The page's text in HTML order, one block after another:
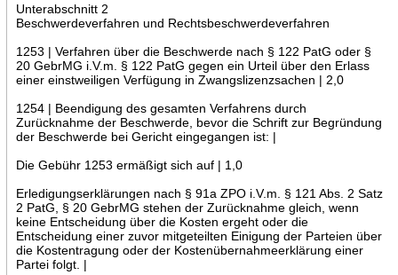
Unterabschnitt 2
Beschwerdeverfahren und Rechtsbeschwerdeverfahren
1253 | Verfahren über die Beschwerde nach § 122 PatG oder §
20 GebrMG i.V.m. § 122 PatG gegen ein Urteil über den Erlass
einer einstweiligen Verfügung in Zwangslizenzsachen | 2,0
1254 | Beendigung des gesamten Verfahrens durch
Zurücknahme der Beschwerde, bevor die Schrift zur Begründung
der Beschwerde bei Gericht eingegangen ist: |
Die Gebühr 1253 ermäßigt sich auf | 1,0
Erledigungserklärungen nach § 91a ZPO i.V.m. § 121 Abs. 2 Satz
2 PatG, § 20 GebrMG stehen der Zurücknahme gleich, wenn
keine Entscheidung über die Kosten ergeht oder die
Entscheidung einer zuvor mitgeteilten Einigung der Parteien über
die Kostentragung oder der Kostenübernahmeerklärung einer
Partei folgt. |